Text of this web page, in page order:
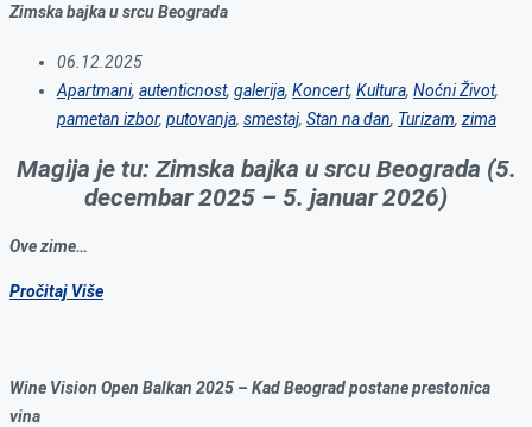
Zimska bajka u srcu Beograda
06.12.2025
Apartmani, autenticnost, galerija, Koncert, Kultura, Noćni Život,
pametan izbor, putovanja, smestaj, Stan na dan, Turizam, zima
Magija je tu: Zimska bajka u srcu Beograda (5.
decembar 2025 – 5. januar 2026)
Ove zime…
Pročitaj Više
Wine Vision Open Balkan 2025 – Kad Beograd postane prestonica
vina